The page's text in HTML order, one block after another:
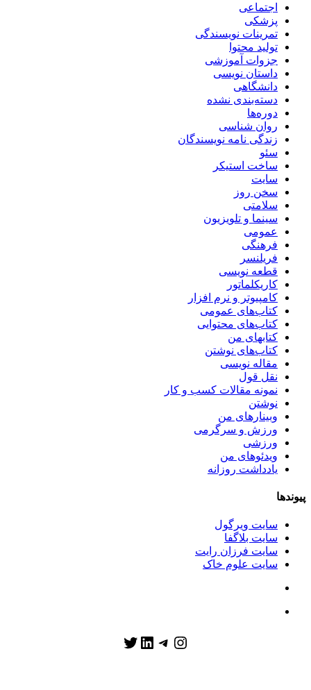
اجتماعی
پزشکی
تمرینات نویسندگی
تولید محتوا
جزوات آموزشی
داستان نویسی
دانشگاهی
دسته‌بندی نشده
دوره‌ها
روان شناسی
زندگی نامه نویسندگان
سئو
ساخت استیکر
سایت
سخن روز
سلامتی
سینما و تلویزیون
عمومی
فرهنگی
فریلنسر
قطعه نویسی
کاریکلماتور
کامپیوتر و نرم افزار
کتاب‌های عمومی
کتاب‌های محتوایی
کتابهای من
کتاب‌های نوشتن
مقاله نویسی
نقل قول
نمونه مقالات کسب و کار
نوشتن
وبینارهای من
ورزش و سرگرمی
ورزشی
ویدئوهای من
یادداشت روزانه
پیوندها
سایت ویرگول
سایت بلاگفا
سایت فرزان رایت
سایت علوم خاک
اینستاگرم
تلگرام
لینکداین
توییتر